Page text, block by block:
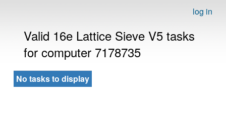
log in
Valid 16e Lattice Sieve V5 tasks
for computer 7178735
No tasks to display